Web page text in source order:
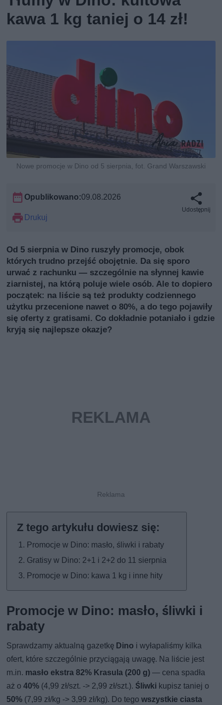
kawa 1 kg taniej o 14 zł!
Nowe promocje w Dino od 5 sierpnia, fot. Grand Warszawski
Opublikowano:09.08.2026
Drukuj
Udostępnij
Od 5 sierpnia w Dino ruszyły promocje, obok
których trudno przejść obojętnie. Da się sporo
urwać z rachunku — szczególnie na słynnej kawie
ziarnistej, na którą poluje wiele osób. Ale to dopiero
początek: na liście są też produkty codziennego
użytku przecenione nawet o 80%, a do tego pojawiły
się oferty z gratisami. Co dokładnie potaniało i gdzie
kryją się najlepsze okazje?
Promocje w Dino: masło, śliwki i rabaty
Gratisy w Dino: 2+1 i 2+2 do 11 sierpnia
Promocje w Dino: kawa 1 kg i inne hity
Promocje w Dino: masło, śliwki i
rabaty
Sprawdzamy aktualną gazetkę Dino i wyłapaliśmy kilka
ofert, które szczególnie przyciągają uwagę. Na liście jest
m.in. masło ekstra 82% Krasula (200 g) — cena spadła
aż o40% (4,99 zł/szt. -> 2,99 zł/szt.). Śliwki kupisz taniej o
50% (7,99 zł/kg -> 3,99 zł/kg). Do tegowszystkie ciasta